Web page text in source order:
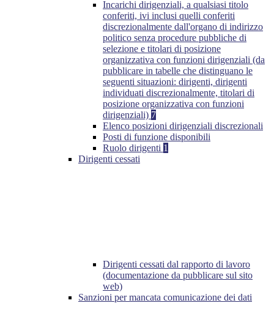
Incarichi dirigenziali, a qualsiasi titolo
conferiti, ivi inclusi quelli conferiti
discrezionalmente dall'organo di indirizzo
politico senza procedure pubbliche di
selezione e titolari di posizione
organizzativa con funzioni dirigenziali (da
pubblicare in tabelle che distinguano le
seguenti situazioni: dirigenti, dirigenti
individuati discrezionalmente, titolari di
posizione organizzativa con funzioni
dirigenziali) 7
Elenco posizioni dirigenziali discrezionali
Posti di funzione disponibili
Ruolo dirigenti 1
Dirigenti cessati
Dirigenti cessati dal rapporto di lavoro
(documentazione da pubblicare sul sito
web)
Sanzioni per mancata comunicazione dei dati